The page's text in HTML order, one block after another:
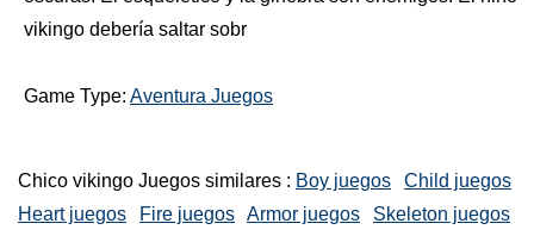
vikingo debería saltar sobr
Game Type: Aventura Juegos
Chico vikingo Juegos similares : Boy juegos
Child juegos
Heart juegos
Fire juegos Armor juegos Skeleton juegos